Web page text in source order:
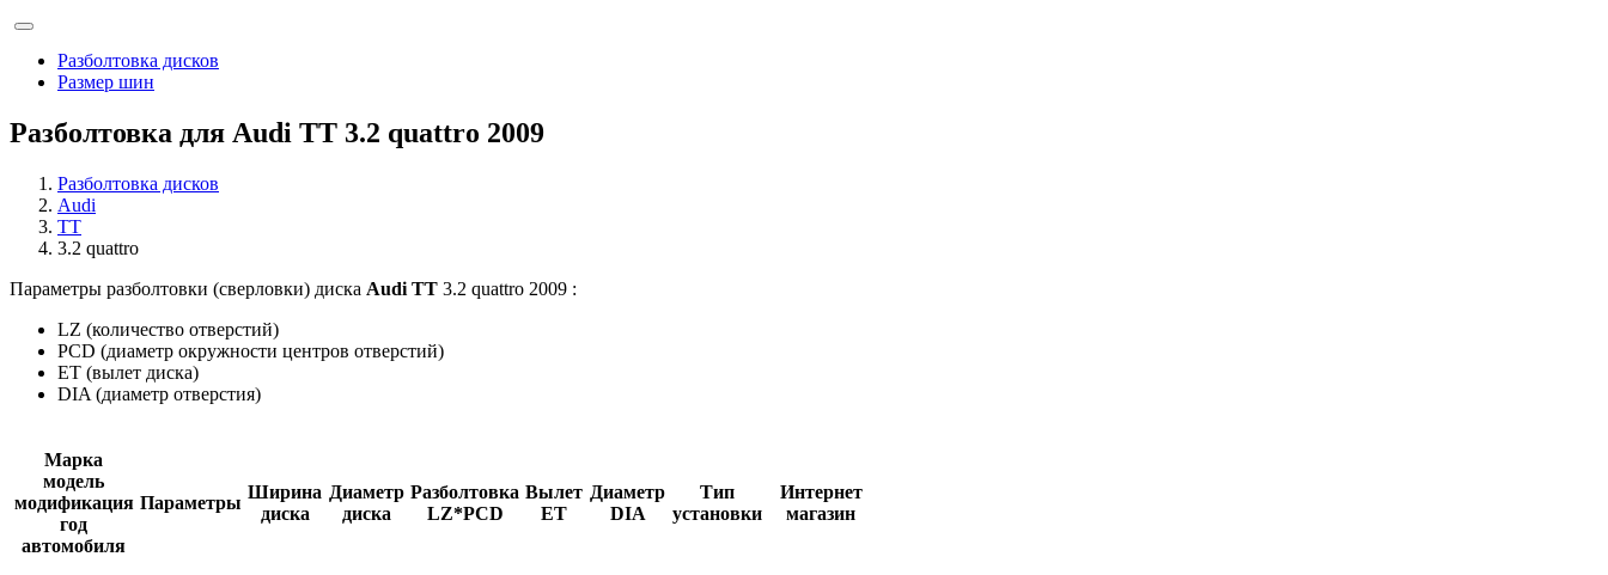
Разболтовка дисков
Размер шин
Разболтовка для Audi TT 3.2 quattro 2009
Разболтовка дисков
Audi
TT
3.2 quattro
Параметры разболтовки (сверловки) диска Audi TT 3.2 quattro 2009 :
LZ (количество отверстий)
PCD (диаметр окружности центров отверстий)
ET (вылет диска)
DIA (диаметр отверстия)
Марка
модель
модификация
год
автомобиля
Параметры
Ширина
диска
Диаметр
диска
Разболтовка
LZ*PCD
Вылет
ET
Диаметр
DIA
Тип
установки
Интернет
магазин